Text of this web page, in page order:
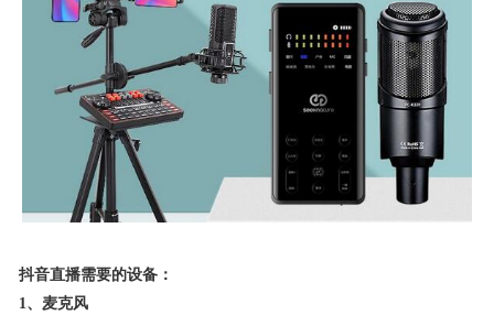
抖音直播需要的设备：
1、麦克风